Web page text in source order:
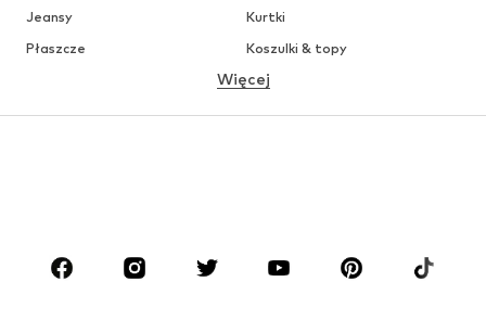
Jeansy
Kurtki
Płaszcze
Koszulki & topy
Bielizna
Spódnice
Bluzki & koszule
Akcesoria
Premium
Więcej